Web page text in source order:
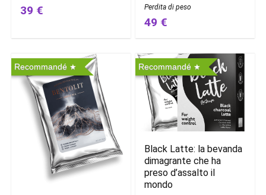
39 € Perdita di peso
49 €
Recommandé Recommandé
Black Latte: la bevanda
dimagrante che ha
preso d’assalto il
mondo